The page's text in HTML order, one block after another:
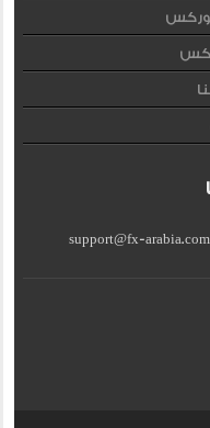
support@fx-arabia.com